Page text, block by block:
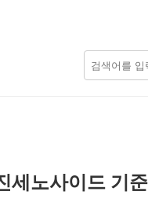
세노사이드 기